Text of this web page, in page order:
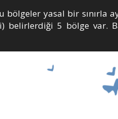
yasal bir sınırla
belirlerdiği 5 bölge var.